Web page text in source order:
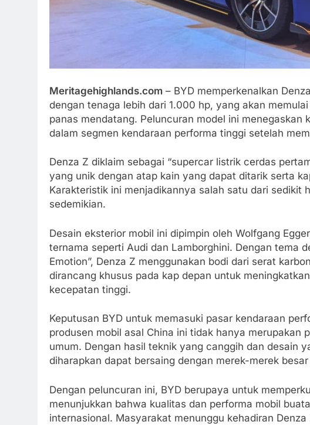
Meritagehighlands.com – BYD memperkenalkan
dengan tenaga lebih dari 1.000 hp, yang akan
panas mendatang. Peluncuran model ini menegaskan
dalam segmen kendaraan performa tinggi setelah
Denza Z diklaim sebagai “supercar listrik cerdas
yang unik dengan atap kain yang dapat ditarik serta
Karakteristik ini menjadikannya salah satu dari sedikit
sedemikian.
Desain eksterior mobil ini dipimpin oleh Wolfgang
ternama seperti Audi dan Lamborghini. Dengan tema
Emotion”, Denza Z menggunakan bodi dari serat
dirancang khusus pada kap depan untuk
kecepatan tinggi.
Keputusan BYD untuk memasuki pasar kendaraan
produsen mobil asal China ini tidak hanya merupakan
umum. Dengan hasil teknik yang canggih dan desain
diharapkan dapat bersaing dengan merek-merek
Dengan peluncuran ini, BYD berupaya untuk
menunjukkan bahwa kualitas dan performa mobil
internasional. Masyarakat menunggu kehadiran